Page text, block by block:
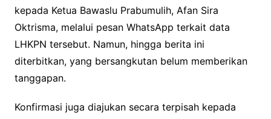
kepada Ketua Bawaslu Prabumulih, Afan Sira
Oktrisma, melalui pesan WhatsApp terkait data
LHKPN tersebut. Namun, hingga berita ini
diterbitkan, yang bersangkutan belum memberikan
tanggapan.
Konfirmasi juga diajukan secara terpisah kepada